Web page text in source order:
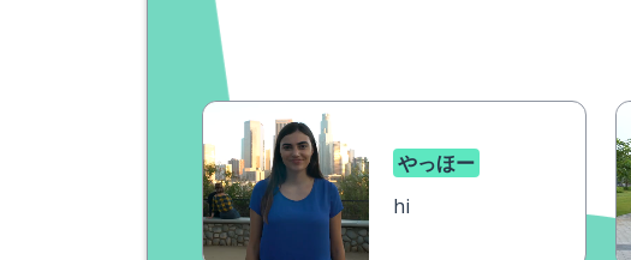
やっほー
hi